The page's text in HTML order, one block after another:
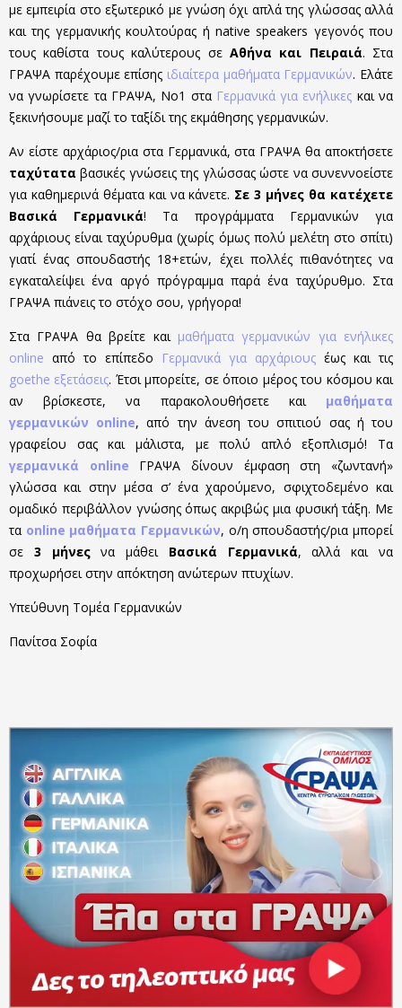
με εμπειρία στο εξωτερικό με γνώση όχι απλά της γλώσσας αλλά
και της γερμανικής κουλτούρας ή native speakers γεγονός που
τους καθίστα τους καλύτερους σε Αθήνα και Πειραιά. Στα
ΓΡΑΨΑ παρέχουμε επίσης ιδιαίτερα μαθήματα Γερμανικών. Ελάτε
να γνωρίσετε τα ΓΡΑΨΑ, Νο1 στα Γερμανικά για ενήλικες και να
ξεκινήσουμε μαζί το ταξίδι της εκμάθησης γερμανικών.
Αν είστε αρχάριος/ρια στα Γερμανικά, στα ΓΡΑΨΑ θα αποκτήσετε
ταχύτατα βασικές γνώσεις της γλώσσας ώστε να συνεννοείστε
για καθημερινά θέματα και να κάνετε. Σε 3 μήνες θα κατέχετε
Βασικά Γερμανικά! Τα προγράμματα Γερμανικών για
αρχάριους είναι ταχύρυθμα (χωρίς όμως πολύ μελέτη στο σπίτι)
γιατί ένας σπουδαστής 18+ετών, έχει πολλές πιθανότητες να
εγκαταλείψει ένα αργό πρόγραμμα παρά ένα ταχύρυθμο. Στα
ΓΡΑΨΑ πιάνεις το στόχο σου, γρήγορα!
Στα ΓΡΑΨΑ θα βρείτε και μαθήματα γερμανικών για ενήλικες
online από το επίπεδο Γερμανικά για αρχάριους έως και τις
goethe εξετάσεις. Έτσι μπορείτε, σε όποιο μέρος του κόσμου και
αν βρίσκεστε, να παρακολουθήσετε και μαθήματα
γερμανικών online, από την άνεση του σπιτιού σας ή του
γραφείου σας και μάλιστα, με πολύ απλό εξοπλισμό! Τα
γερμανικά online ΓΡΑΨΑ δίνουν έμφαση στη «ζωντανή»
γλώσσα και στην μέσα σ’ ένα χαρούμενο, σφιχτοδεμένο και
ομαδικό περιβάλλον γνώσης όπως ακριβώς μια φυσική τάξη. Με
τα online μαθήματα Γερμανικών, ο/η σπουδαστής/ρια μπορεί
σε 3 μήνεςνα μάθει Βασικά Γερμανικά, αλλά και να
προχωρήσει στην απόκτηση ανώτερων πτυχίων.
Υπεύθυνη Τομέα Γερμανικών
Πανίτσα Σοφία